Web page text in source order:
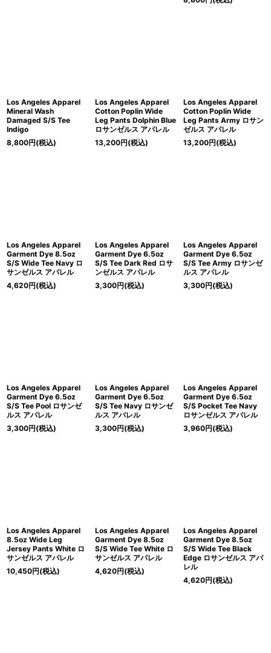
Los Angeles Apparel
Mineral Wash
Damaged S/S Tee
Indigo
8,800円(税込)
Los Angeles Apparel
Cotton Poplin Wide
Leg Pants Dolphin Blue
ロサンゼルス アパレル
13,200円(税込)
Los Angeles Apparel
Cotton Poplin Wide
Leg Pants Army ロサン
ゼルス アパレル
13,200円(税込)
Los Angeles Apparel
Garment Dye 8.5oz
S/S Wide Tee Navy ロ
サンゼルス アパレル
4,620円(税込)
Los Angeles Apparel
Garment Dye 6.5oz
S/S Tee Dark Red ロサ
ンゼルス アパレル
3,300円(税込)
Los Angeles Apparel
Garment Dye 6.5oz
S/S Tee Army ロサンゼ
ルス アパレル
3,300円(税込)
Los Angeles Apparel
Garment Dye 6.5oz
S/S Tee Pool ロサンゼ
ルス アパレル
3,300円(税込)
Los Angeles Apparel
Garment Dye 6.5oz
S/S Tee Navy ロサンゼ
ルス アパレル
3,300円(税込)
Los Angeles Apparel
Garment Dye 6.5oz
S/S Pocket Tee Navy
ロサンゼルス アパレル
3,960円(税込)
Los Angeles Apparel
8.5oz Wide Leg
Jersey Pants White ロ
サンゼルス アパレル
10,450円(税込)
Los Angeles Apparel
Garment Dye 8.5oz
S/S Wide Tee White ロ
サンゼルス アパレル
4,620円(税込)
Los Angeles Apparel
Garment Dye 8.5oz
S/S Wide Tee Black
Edge ロサンゼルス アパ
レル
4,620円(税込)